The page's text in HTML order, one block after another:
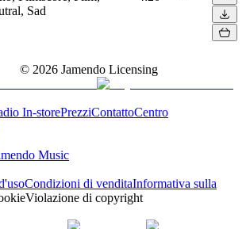
Sad
© 2026 Jamendo Licensing
In-storePrezziContattoCentro
Music
Condizioni di venditaInformativa sulla
Violazione di copyright